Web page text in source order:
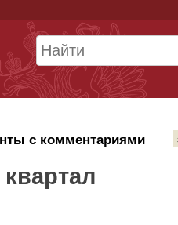
с комментариями